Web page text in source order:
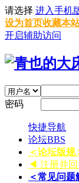
请选择 进入手机
设为首页收藏本
开启辅助访问
密码
快捷导航
论坛BBS
＜论坛版规
◀ 注册并
＜常见问题